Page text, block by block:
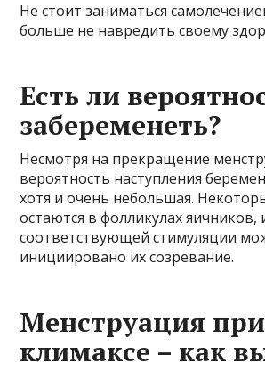
Не стоит заниматься
больше не навредить своему
Есть ли
забеременеть?
Несмотря на прекращение
вероятность наступления
хотя и очень небольшая.
остаются в фолликулах яичников,
соответствующей стимуляции
инициировано их созревание.
Менструация
климаксе – как